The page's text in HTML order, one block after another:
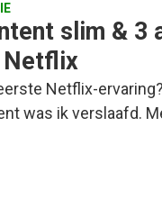
slim & 3
Netflix
Netflix-
was ik verslaafd.